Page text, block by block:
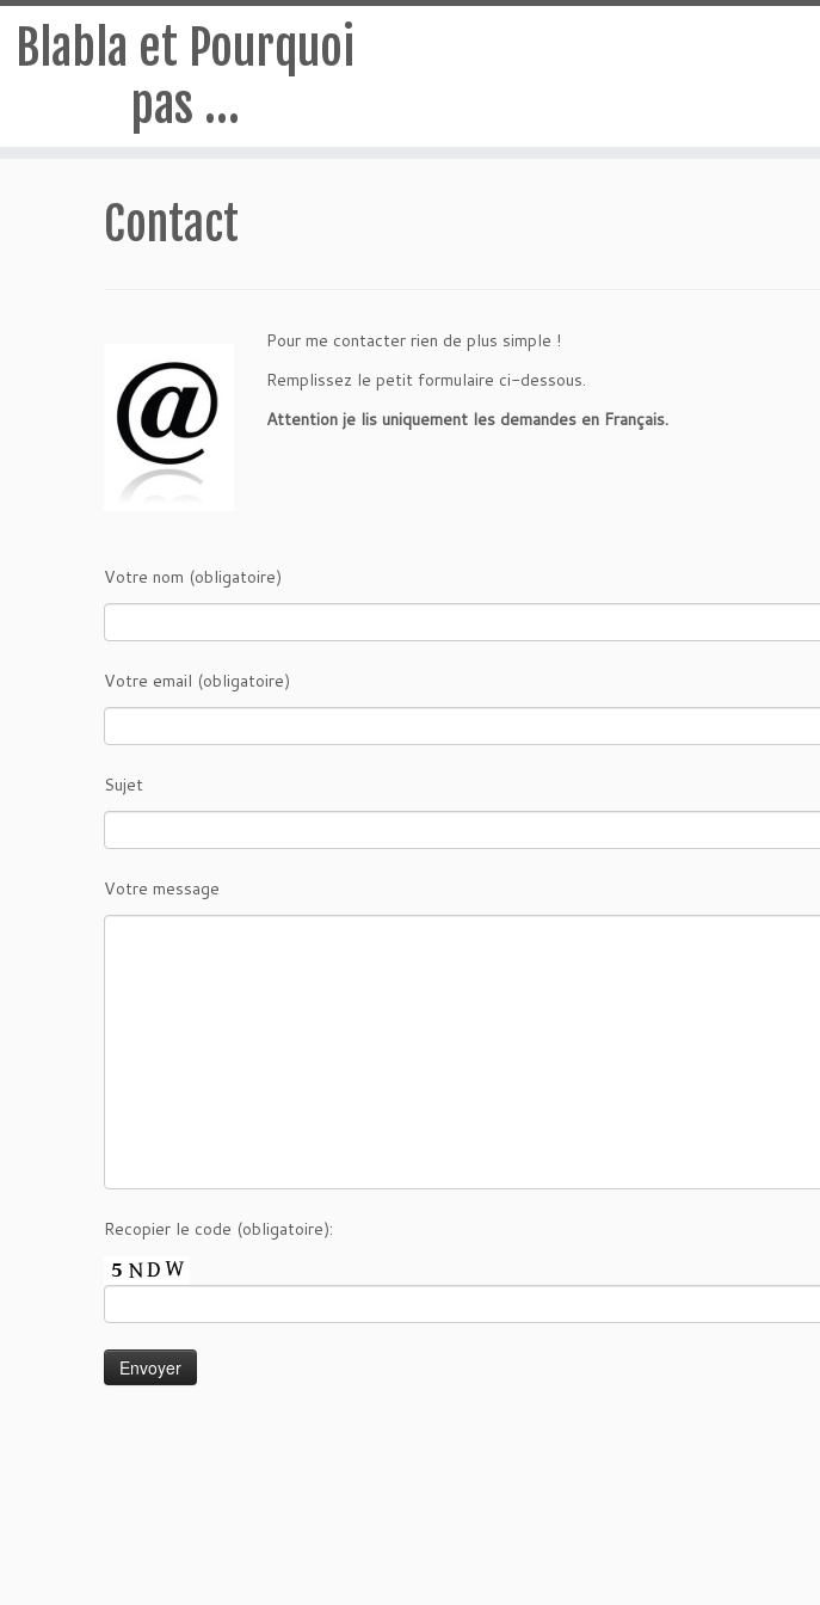
Blabla et Pourquoi
pas …
Contact
Pour me contacter rien de plus simple !
Remplissez le petit formulaire ci-dessous.
Attention je lis uniquement les demandes en Français.
Votre nom (obligatoire)
Votre email (obligatoire)
Sujet
Votre message
Recopier le code (obligatoire):